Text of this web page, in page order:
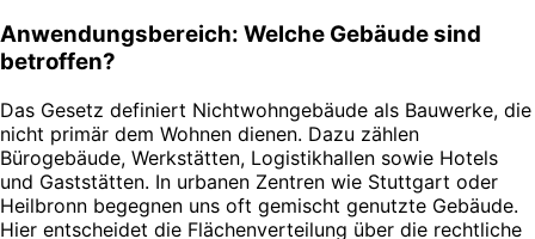
Anwendungsbereich: Welche Gebäude sind
betroffen?
Das Gesetz definiert Nichtwohngebäude als Bauwerke, die
nicht primär dem Wohnen dienen. Dazu zählen
Bürogebäude, Werkstätten, Logistikhallen sowie Hotels
und Gaststätten. In urbanen Zentren wie Stuttgart oder
Heilbronn begegnen uns oft gemischt genutzte Gebäude.
Hier entscheidet die Flächenverteilung über die rechtliche